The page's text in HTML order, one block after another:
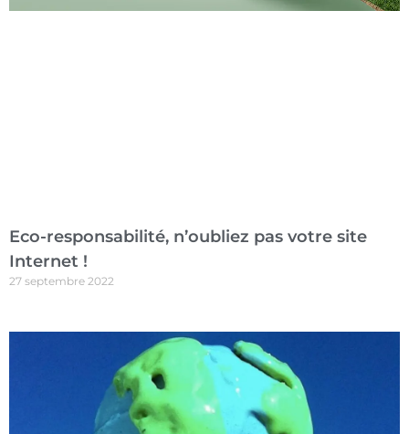
Eco-responsabilité, n’oubliez pas votre site
Internet !
27 septembre 2022